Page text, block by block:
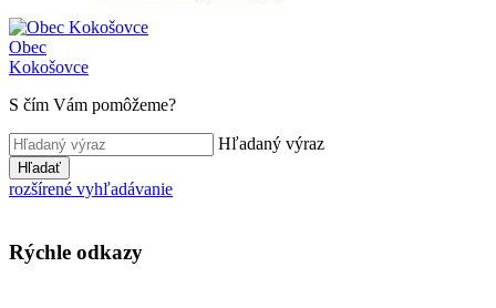
Obec
Kokošovce
S čím Vám pomôžeme?
Hľadaný výraz
Hľadať
rozšírené vyhľadávanie
Rýchle odkazy